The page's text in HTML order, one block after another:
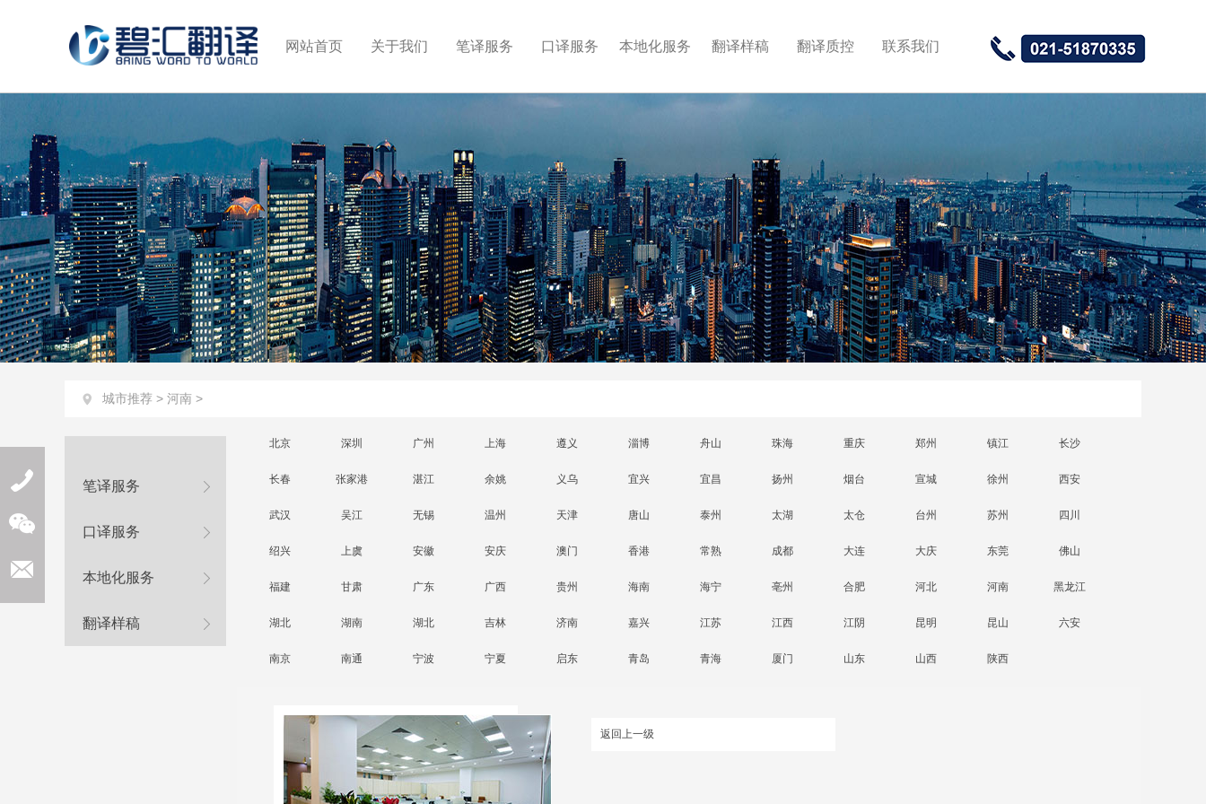
网站首页 关于我们 笔译服务 口译服务 本地化服务 翻译样稿 翻译质控 联系我们
城市推荐 > 河南 >
笔译服务
口译服务
本地化服务
翻译样稿
北京 深圳 广州 上海 遵义 淄博 舟山 珠海 重庆 郑州 镇江 长沙
长春 张家港 湛江 余姚 义乌 宜兴 宜昌 扬州 烟台 宣城 徐州 西安
武汉 吴江 无锡 温州 天津 唐山 泰州 太湖 太仓 台州 苏州 四川
绍兴 上虞 安徽 安庆 澳门 香港 常熟 成都 大连 大庆 东莞 佛山
福建 甘肃 广东 广西 贵州 海南 海宁 亳州 合肥 河北 河南 黑龙江
湖北 湖南 湖北 吉林 济南 嘉兴 江苏 江西 江阴 昆明 昆山 六安
南京 南通 宁波 宁夏 启东 青岛 青海 厦门 山东 山西 陕西
返回上一级